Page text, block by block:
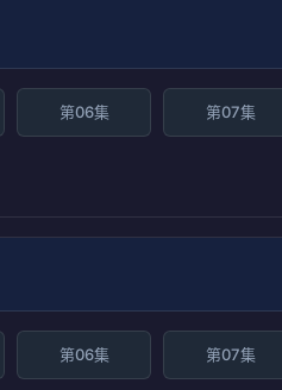
第06集 第07集
第06集 第07集